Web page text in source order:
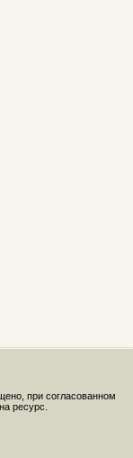
при согласованном
ресурс.